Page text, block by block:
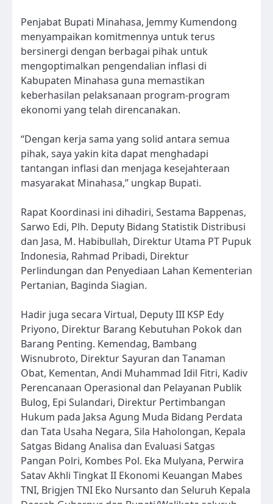
Penjabat Bupati Minahasa, Jemmy Kumendong
menyampaikan komitmennya untuk terus
bersinergi dengan berbagai pihak untuk
mengoptimalkan pengendalian inflasi di
Kabupaten Minahasa guna memastikan
keberhasilan pelaksanaan program-program
ekonomi yang telah direncanakan.
“Dengan kerja sama yang solid antara semua
pihak, saya yakin kita dapat menghadapi
tantangan inflasi dan menjaga kesejahteraan
masyarakat Minahasa,” ungkap Bupati.
Rapat Koordinasi ini dihadiri, Sestama Bappenas,
Sarwo Edi, Plh. Deputy Bidang Statistik Distribusi
dan Jasa, M. Habibullah, Direktur Utama PT Pupuk
Indonesia, Rahmad Pribadi, Direktur
Perlindungan dan Penyediaan Lahan Kementerian
Pertanian, Baginda Siagian.
Hadir juga secara Virtual, Deputy III KSP Edy
Priyono, Direktur Barang Kebutuhan Pokok dan
Barang Penting. Kemendag, Bambang
Wisnubroto, Direktur Sayuran dan Tanaman
Obat, Kementan, Andi Muhammad Idil Fitri, Kadiv
Perencanaan Operasional dan Pelayanan Publik
Bulog, Epi Sulandari, Direktur Pertimbangan
Hukum pada Jaksa Agung Muda Bidang Perdata
dan Tata Usaha Negara, Sila Haholongan, Kepala
Satgas Bidang Analisa dan Evaluasi Satgas
Pangan Polri, Kombes Pol. Eka Mulyana, Perwira
Satav Akhli Tingkat II Ekonomi Keuangan Mabes
TNI, Brigjen TNI Eko Nursanto dan Seluruh Kepala